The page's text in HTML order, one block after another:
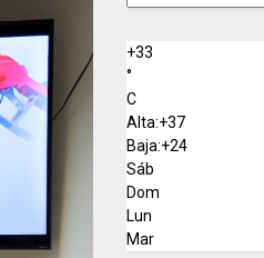
+33
°
C
Alta:+37
Baja:+24
Sáb
Dom
Lun
Mar